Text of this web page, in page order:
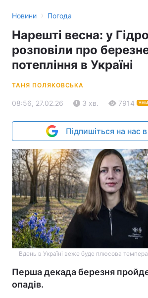
Новини › Погода
Нарешті весна: у
розповіли про
потепління в Україні
ТАНЯ ПОЛЯКОВСЬКА
08:56, 27.02.26 3 хв. 7914
Підпишіться на нас
Вдень в Україні веже буде плюсова
Перша декада березня
опадів.